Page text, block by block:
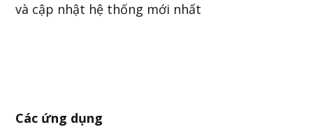
và cập nhật hệ thống mới nhất
Các ứng dụng